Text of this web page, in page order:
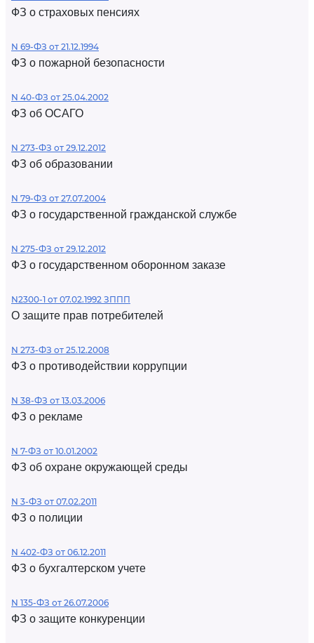
ФЗ о страховых пенсиях
N 69-ФЗ от 21.12.1994
ФЗ о пожарной безопасности
N 40-ФЗ от 25.04.2002
ФЗ об ОСАГО
N 273-ФЗ от 29.12.2012
ФЗ об образовании
N 79-ФЗ от 27.07.2004
ФЗ о государственной гражданской службе
N 275-ФЗ от 29.12.2012
ФЗ о государственном оборонном заказе
N2300-1 от 07.02.1992 ЗППП
О защите прав потребителей
N 273-ФЗ от 25.12.2008
ФЗ о противодействии коррупции
N 38-ФЗ от 13.03.2006
ФЗ о рекламе
N 7-ФЗ от 10.01.2002
ФЗ об охране окружающей среды
N 3-ФЗ от 07.02.2011
ФЗ о полиции
N 402-ФЗ от 06.12.2011
ФЗ о бухгалтерском учете
N 135-ФЗ от 26.07.2006
ФЗ о защите конкуренции